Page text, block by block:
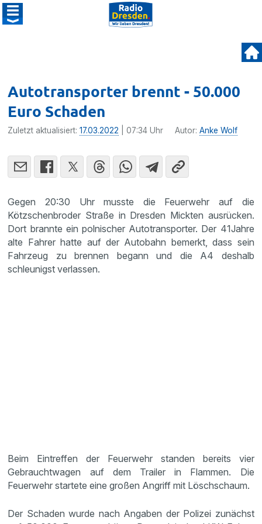
Autotransporter brennt - 50.000
Euro Schaden
Zuletzt aktualisiert:17.03.2022 | 07:34 Uhr Autor:Anke Wolf
Gegen 20:30 Uhr musste die Feuerwehr auf die
Kötzschenbroder Straße in Dresden Mickten ausrücken.
Dort brannte ein polnischer Autotransporter. Der 41Jahre
alte Fahrer hatte auf der Autobahn bemerkt, dass sein
Fahrzeug zu brennen begann und die A4 deshalb
schleunigst verlassen.
Beim Eintreffen der Feuerwehr standen bereits vier
Gebrauchtwagen auf dem Trailer in Flammen. Die
Feuerwehr startete eine großen Angriff mit Löschschaum.
Der Schaden wurde nach Angaben der Polizei zunächst